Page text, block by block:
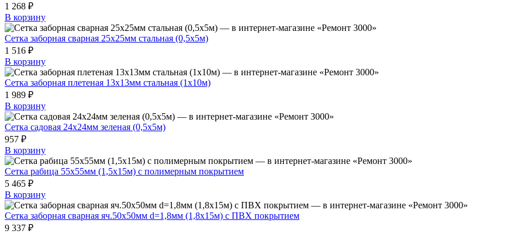
1 268 ₽
В корзину
Сетка заборная сварная 25х25мм стальная (0,5х5м)
1 516 ₽
В корзину
Сетка заборная плетеная 13х13мм стальная (1x10м)
1 989 ₽
В корзину
Сетка садовая 24x24мм зеленая (0,5x5м)
957 ₽
В корзину
Сетка рабица 55х55мм (1,5х15м) с полимерным покрытием
5 465 ₽
В корзину
Сетка заборная сварная яч.50х50мм d=1,8мм (1,8х15м) с ПВХ покрытием
9 337 ₽